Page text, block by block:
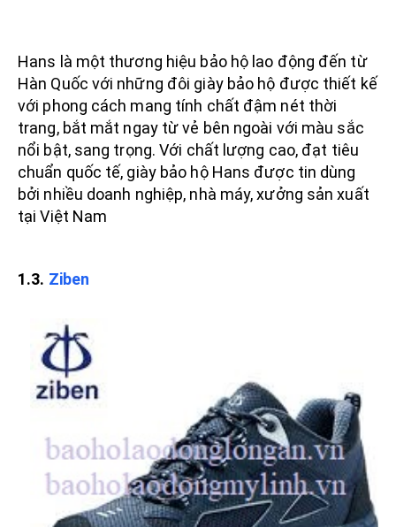
Hans là một thương hiệu bảo hộ lao động đến từ
Hàn Quốc với những đôi giày bảo hộ được thiết kế
với phong cách mang tính chất đậm nét thời
trang, bắt mắt ngay từ vẻ bên ngoài với màu sắc
nổi bật, sang trọng. Với chất lượng cao, đạt tiêu
chuẩn quốc tế, giày bảo hộ Hans được tin dùng
bởi nhiều doanh nghiệp, nhà máy, xưởng sản xuất
tại Việt Nam
1.3. Ziben